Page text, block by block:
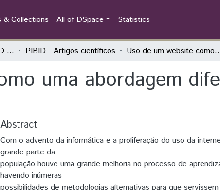
& Collections All of DSpace Statistics
Seminário Estadual PIBID do Paraná: tecendo saberes (PIBID) PIBID - Artigos científicos Uso de um website como uma
uma abordagem
Abstract
Com o advento da informática e a proliferação do uso da
grande parte da
população houve uma grande melhoria no processo de
havendo inúmeras
possibilidades de metodologias alternativas para que servissem